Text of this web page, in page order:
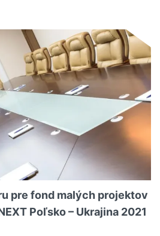
pre fond malých projektov
Poľsko – Ukrajina 2021